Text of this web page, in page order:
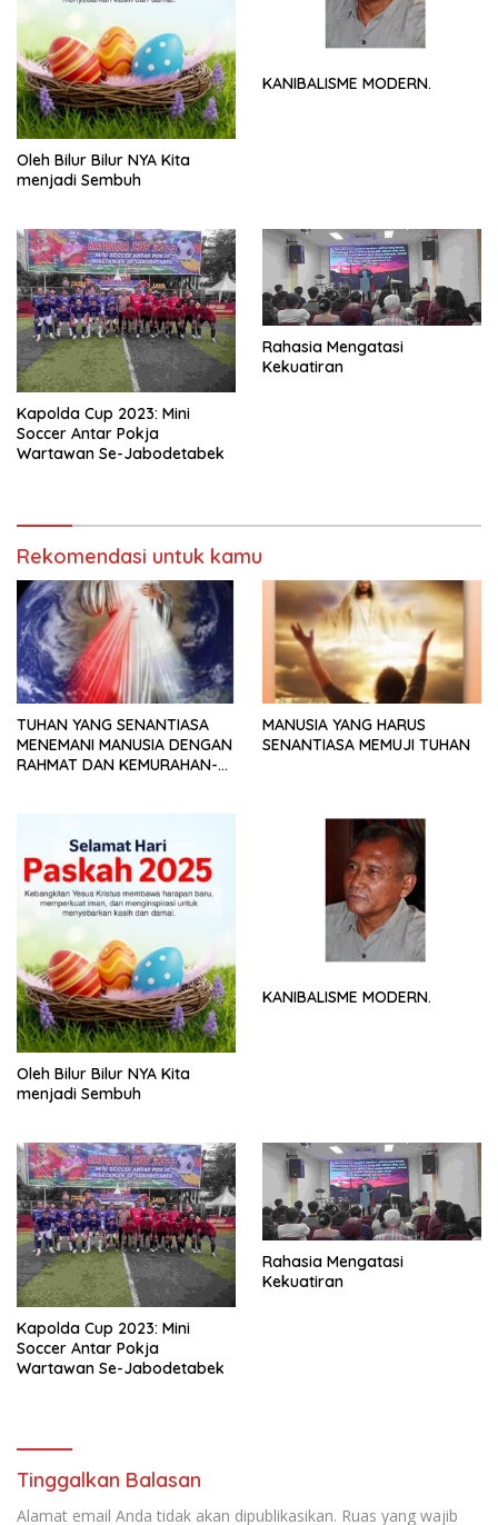
Oleh Bilur Bilur NYA Kita
menjadi Sembuh
KANIBALISME MODERN.
Kapolda Cup 2023: Mini
Soccer Antar Pokja
Wartawan Se-Jabodetabek
Rahasia Mengatasi
Kekuatiran
Rekomendasi untuk kamu
TUHAN YANG SENANTIASA
MENEMANI MANUSIA DENGAN
RAHMAT DAN KEMURAHAN-
MANUSIA YANG HARUS
SENANTIASA MEMUJI TUHAN
Oleh Bilur Bilur NYA Kita
menjadi Sembuh
KANIBALISME MODERN.
Kapolda Cup 2023: Mini
Soccer Antar Pokja
Wartawan Se-Jabodetabek
Rahasia Mengatasi
Kekuatiran
Tinggalkan Balasan
Alamat email Anda tidak akan dipublikasikan. Ruas yang wajib